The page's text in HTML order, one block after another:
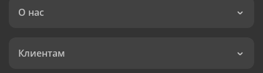
О нас
Клиентам